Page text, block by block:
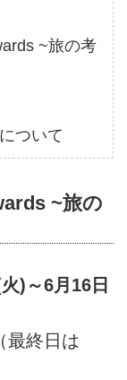
~旅の考
ついて
~旅の
)～6月16日
終日は